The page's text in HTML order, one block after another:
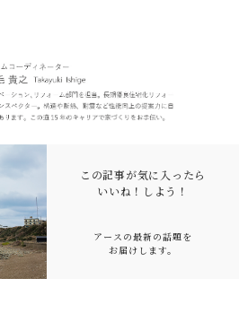
この記事が気に入ったら
いいね！ しよう！
アースの最新の話題を
お届けします。